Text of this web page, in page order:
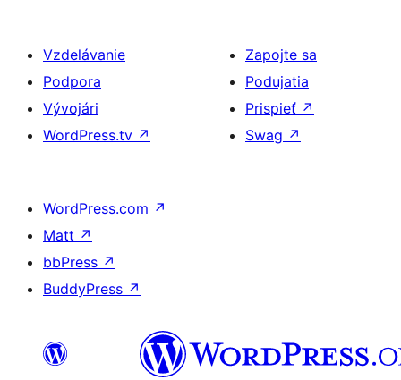
Vzdelávanie
Podpora
Vývojári
WordPress.tv ↗
Zapojte sa
Podujatia
Prispieť ↗
Swag ↗
WordPress.com ↗
Matt ↗
bbPress ↗
BuddyPress ↗